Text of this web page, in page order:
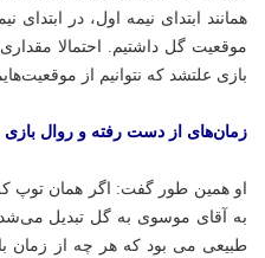
همانند ابتدای نیمه اول، در
موقعیت گل داشتیم. احتمالا
بازی علتشد که نتوانیم از
زمان‌های از دست رفته و روال بازی
او همین طور گفت: اگر همان توپ
به آقای موسوی به گل تبدیل
طبیعی می بود که هر چه از زمان